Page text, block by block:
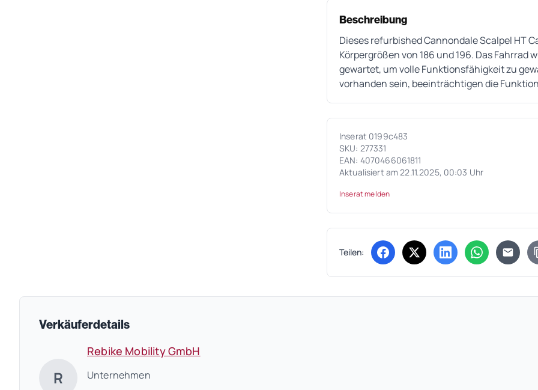
Beschreibung
Dieses refurbished Cannondale Scalpel HT
Körpergrößen von 186 und 196. Das
gewartet, um volle Funktionsfähigkeit zu
vorhanden sein, beeinträchtigen die
Inserat 0199c483
SKU: 277331
EAN: 4070466061811
Aktualisiert am 22.11.2025, 00:03 Uhr
Inserat melden
Teilen: (öffnet in neuem Tab)
(öffnet in neuem Tab)
(öffnet in neuem
(öffnet in
Verkäuferdetails
R
Rebike Mobility GmbH
Unternehmen